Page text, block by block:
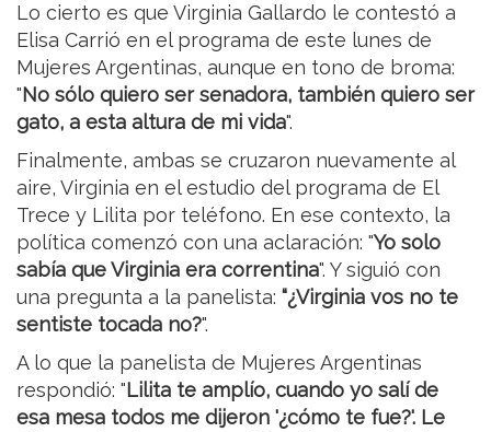
Lo cierto es que Virginia Gallardo le contestó a
Elisa Carrió en el programa de este lunes de
Mujeres Argentinas, aunque en tono de broma:
"No sólo quiero ser senadora, también quiero ser
gato, a esta altura de mi vida".
Finalmente, ambas se cruzaron nuevamente al
aire, Virginia en el estudio del programa de El
Trece y Lilita por teléfono. En ese contexto, la
política comenzó con una aclaración: "Yo solo
sabía que Virginia era correntina". Y siguió con
una pregunta a la panelista: “¿Virginia vos no te
sentiste tocada no?".
A lo que la panelista de Mujeres Argentinas
respondió: "Lilita te amplío, cuando yo salí de
esa mesa todos me dijeron '¿cómo te fue?'. Le